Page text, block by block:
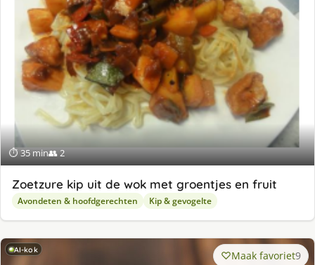
⏱ 35 min👥 2
Zoetzure kip uit de wok met groentjes en fruit
Avondeten & hoofdgerechten Kip & gevogelte
AI-kok Maak favoriet9